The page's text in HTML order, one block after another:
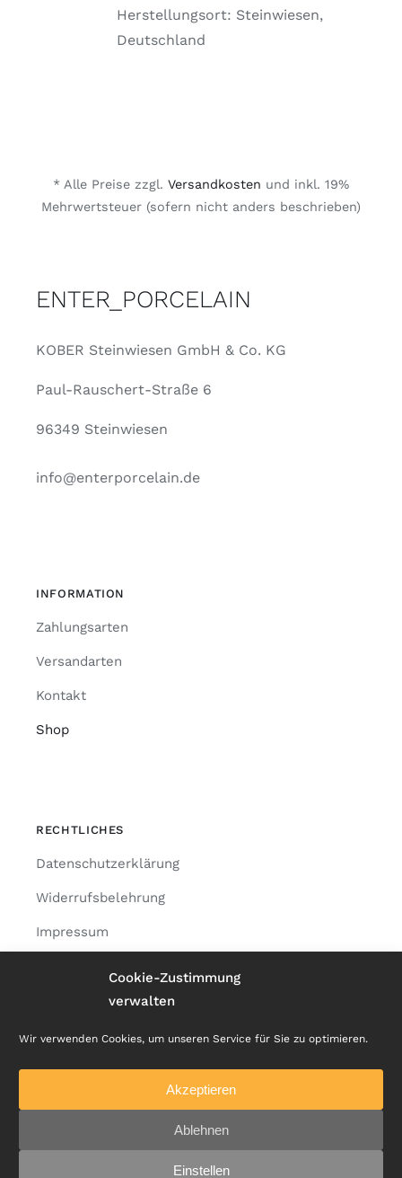
Cookie-Zustimmung
verwalten
Wir verwenden Cookies, um unseren Service für Sie zu optimieren.
Akzeptieren
Ablehnen
Einstellen
Herstellungsort: Steinwiesen,
Deutschland
* Alle Preise zzgl. Versandkosten und inkl. 19%
Mehrwertsteuer (sofern nicht anders beschrieben)
ENTER_PORCELAIN
KOBER Steinwiesen GmbH & Co. KG
Paul-Rauschert-Straße 6
96349 Steinwiesen
info@enterporcelain.de
INFORMATION
Zahlungsarten
Versandarten
Kontakt
Shop
RECHTLICHES
Datenschutzerklärung
Widerrufsbelehrung
Impressum
Cookie-Richtlinie (EU)
© 2021 KOBER Steinwiesen GmbH&Co.KG